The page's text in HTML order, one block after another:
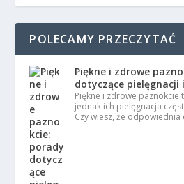
POLECAMY PRZECZYTAĆ
Piękne i zdrowe
dotyczące pielęgnacji
Piękne i zdrowe paznokcie
jednak ich pielęgnacja
Czy wiesz, że odpowiednia